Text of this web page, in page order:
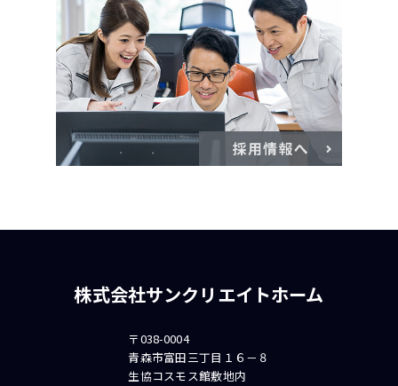
株式会社サンクリエイトホーム
〒038-0004
青森市富田三丁目１６－８
生協コスモス館敷地内